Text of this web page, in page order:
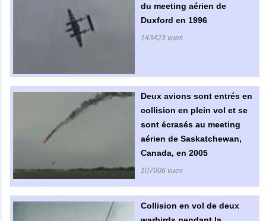
du meeting aérien de
Duxford en 1996
143423 vues
Deux avions sont entrés en
collision en plein vol et se
sont écrasés au meeting
aérien de Saskatchewan,
Canada, en 2005
107006 vues
Collision en vol de deux